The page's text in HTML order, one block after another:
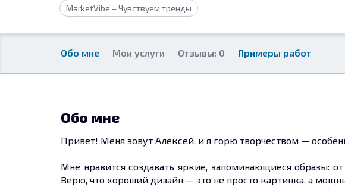
MarketVibe – Чувствуем тренды
Обо мне Мои услуги Отзывы: 0 Примеры работ
Обо мне
Привет! Меня зовут Алексей, и я горю творчеством —
Мне нравится создавать яркие, запоминающиеся образы:
Верю, что хороший дизайн — это не просто картинка, а